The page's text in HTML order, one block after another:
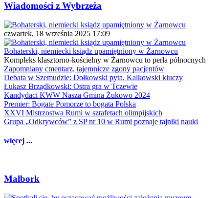
Wiadomości z Wybrzeża
czwartek, 18 września 2025 17:09
Bohaterski, niemiecki ksiądz upamiętniony w Żarnowcu
Kompleks klasztorno-kościelny w Żarnowcu to perła północnych
Zapomniany cmentarz, tajemnicze zgony pacjentów
Debata w Szemudzie: Dołkowski pyta, Kalkowski kluczy
Łukasz Brządkowski: Ostra gra w Tczewie
Kandydaci KWW Nasza Gmina Żukowo 2024
Premier: Bogate Pomorze to bogata Polska
XXVI Mistrzostwa Rumi w sztafetach olimpijskich
Grupa „Odkrywców” z SP nr 10 w Rumi poznaje tajniki nauki
więcej ...
Malbork